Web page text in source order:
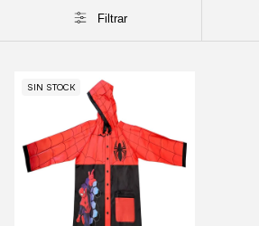
Filtrar
SIN STOCK